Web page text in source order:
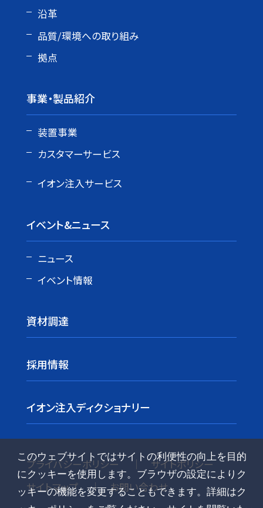
沿革
品質/環境への取り組み
拠点
事業・製品紹介
装置事業
カスタマーサービス
イオン注入サービス
イベント&ニュース
ニュース
イベント情報
資材調達
採用情報
イオン注入ディクショナリー
プライバシーポリシー
サイトポリシー
サイトマップ
お問い合わせ
このウェブサイトではサイトの利便性の向上を目的
にクッキーを使用します。ブラウザの設定によりク
ッキーの機能を変更することもできます。詳細はク